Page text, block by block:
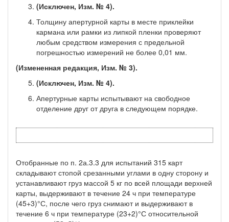
(Исключен, Изм. № 4).
Толщину апертурной карты в месте приклейки
кармана или рамки из липкой пленки проверяют
любым средством измере­ния с предельной
погрешностью измерений не более 0,01 мм.
(Измененная редакция, Изм. № 3).
(Исключен, Изм. № 4).
Апертурные карты испытывают на свободное
отделение друг от друга в следующем порядке.
Отобранные по п. 2а.3.3 для испытаний 315 карт
складывают стопой срезанными углами в одну сторону и
устанавливают груз массой 5 кг по всей площади верхней
карты, выдерживают в те­чение 24 ч при температуре
(45+3)°С, после чего груз снимают и выдерживают в
течение 6 ч при температуре (23+2)°С относи­тельной